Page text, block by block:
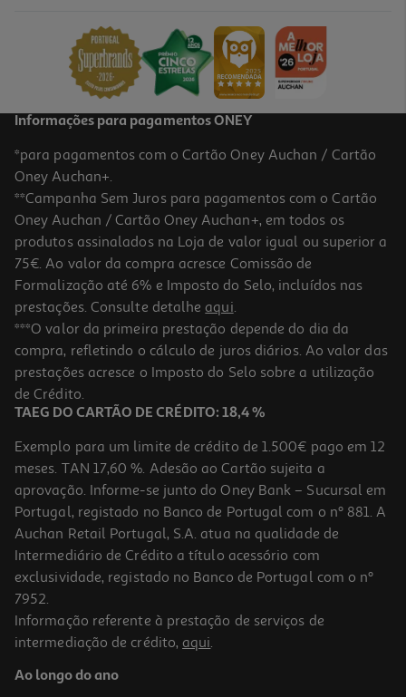
Informações para pagamentos ONEY
*para pagamentos com o Cartão Oney Auchan / Cartão
Oney Auchan+.
**Campanha Sem Juros para pagamentos com o Cartão
Oney Auchan / Cartão Oney Auchan+, em todos os
produtos assinalados na Loja de valor igual ou superior a
75€. Ao valor da compra acresce Comissão de
Formalização até 6% e Imposto do Selo, incluídos nas
prestações. Consulte detalhe aqui.
***O valor da primeira prestação depende do dia da
compra, refletindo o cálculo de juros diários. Ao valor das
prestações acresce o Imposto do Selo sobre a utilização
de Crédito.
TAEG DO CARTÃO DE CRÉDITO: 18,4 %
Exemplo para um limite de crédito de 1.500€ pago em 12
meses. TAN 17,60 %. Adesão ao Cartão sujeita a
aprovação. Informe-se junto do Oney Bank – Sucursal em
Portugal, registado no Banco de Portugal com o nº 881. A
Auchan Retail Portugal, S.A. atua na qualidade de
Intermediário de Crédito a título acessório com
exclusividade, registado no Banco de Portugal com o nº
7952.
Informação referente à prestação de serviços de
intermediação de crédito, aqui.
Ao longo do ano